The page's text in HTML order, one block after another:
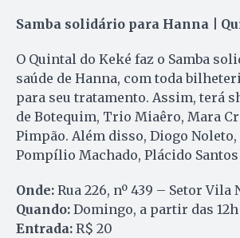
Samba solidário para Hanna |
O Quintal do Keké faz o Samba
saúde de Hanna, com toda
para seu tratamento. Assim, terá
de Botequim, Trio Miaêro, Mara
Pimpão. Além disso, Diogo
Pompílio Machado, Plácido Santos
Onde: Rua 226, nº 439 – Setor Vila
Quando: Domingo, a partir das 12h
Entrada: R$ 20